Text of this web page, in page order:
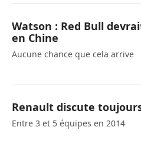
Watson : Red Bull
en Chine
Aucune chance que cela arrive
Renault discute
Entre 3 et 5 équipes en 2014